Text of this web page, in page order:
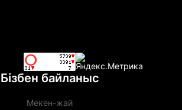
Бізбен байланыс
Мекен-жай